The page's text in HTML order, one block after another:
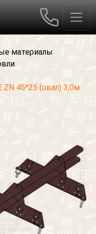
материалы
ZN 45*25 (овал) 3,0м